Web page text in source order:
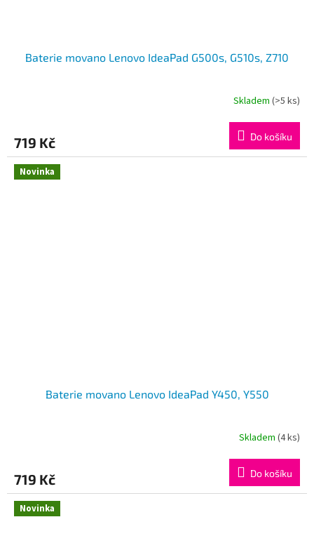
Baterie movano Lenovo IdeaPad G500s, G510s, Z710
Skladem (>5 ks)
719 Kč Do košíku
Novinka
Baterie movano Lenovo IdeaPad Y450, Y550
Skladem (4 ks)
719 Kč Do košíku
Novinka